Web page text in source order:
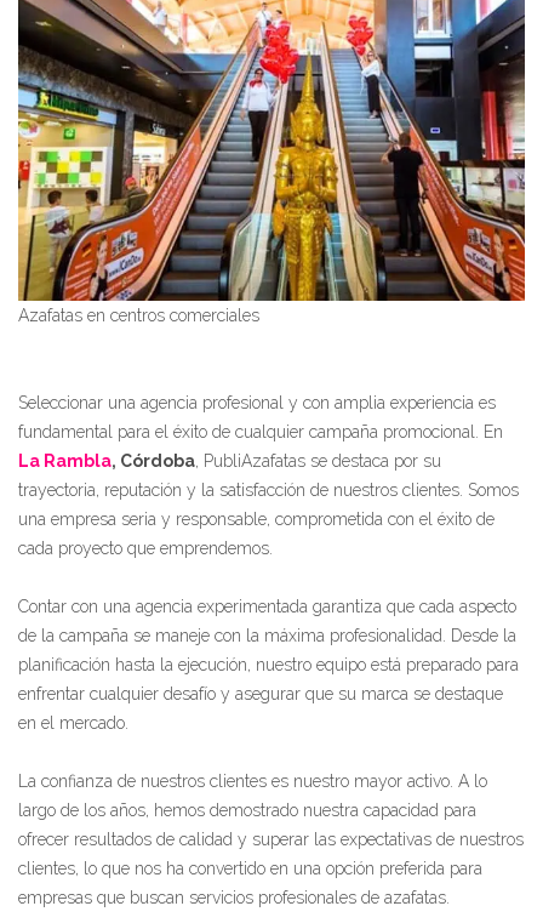
Azafatas en centros comerciales
Seleccionar una agencia profesional y con amplia experiencia es
fundamental para el éxito de cualquier campaña promocional. En
La Rambla, Córdoba , PubliAzafatas se destaca por su
trayectoria, reputación y la satisfacción de nuestros clientes. Somos
una empresa seria y responsable, comprometida con el éxito de
cada proyecto que emprendemos.
Contar con una agencia experimentada garantiza que cada aspecto
de la campaña se maneje con la máxima profesionalidad. Desde la
planificación hasta la ejecución, nuestro equipo está preparado para
enfrentar cualquier desafío y asegurar que su marca se destaque
en el mercado.
La confianza de nuestros clientes es nuestro mayor activo. A lo
largo de los años, hemos demostrado nuestra capacidad para
ofrecer resultados de calidad y superar las expectativas de nuestros
clientes, lo que nos ha convertido en una opción preferida para
empresas que buscan servicios profesionales de azafatas.